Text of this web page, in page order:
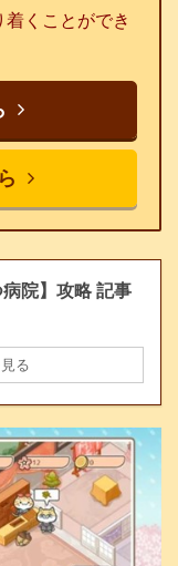
くことができ
病院】攻略 記事
る